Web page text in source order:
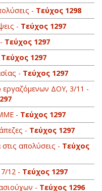
- Τεύχος 1298
- Τεύχος 1297
Τεύχος 1297
Τεύχος 1297
- Τεύχος 1297
εργαζόμενων ΔΟΥ, 3/11 -
- Τεύχος 1297
- Τεύχος 1297
απολύσεις - Τεύχος
12 - Τεύχος 1297
- Τεύχος 1296